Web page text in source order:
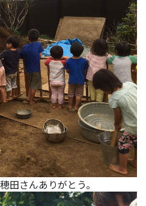
田さんありがとう。